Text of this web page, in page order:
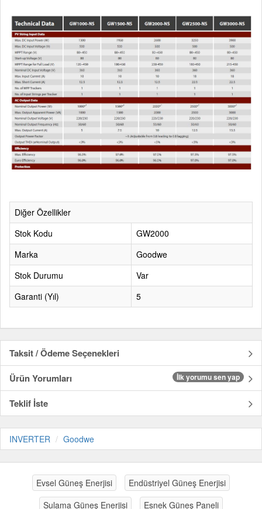
Diğer Özellikler
Stok Kodu
GW2000
Marka
Goodwe
Stok Durumu
Var
Garanti (Yıl)
5
Taksit / Ödeme Seçenekleri
Ürün Yorumları
İlk yorumu sen yap
Teklif İste
INVERTER Goodwe
Evsel Güneş Enerjisi
Endüstriyel Güneş Enerjisi
Sulama Güneş Enerjisi
Esnek Güneş Paneli